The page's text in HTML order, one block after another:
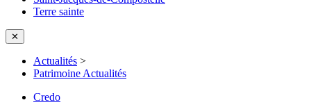
Terre sainte
✕
Actualités >
Patrimoine Actualités
Credo